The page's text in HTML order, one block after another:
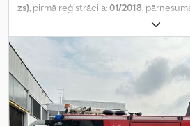
zs) , pirmā reģistrācija:01/2018 ,
, Aprīkojums:gaisa